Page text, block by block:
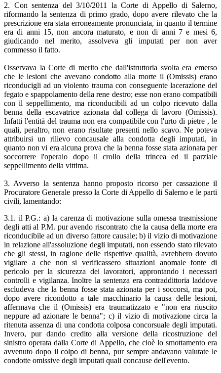
2. Con sentenza del 3/10/2011 la Corte di Appello di Salerno,
riformando la sentenza di primo grado, dopo avere rilevato che la
prescrizione era stata erroneamente pronunciata, in quanto il termine
era di anni 15, non ancora maturato, e non di anni 7 e mesi 6,
giudicando nel merito, assolveva gli imputati per non aver
commesso il fatto.
Osservava la Corte di merito che dall'istruttoria svolta era emerso
che le lesioni che avevano condotto alla morte il (Omissis) erano
riconducigli ad un violento trauma con conseguente lacerazione del
fegato e spappolamento della rene destro; esse non erano compatibili
con il seppellimento, ma riconducibili ad un colpo ricevuto dalla
benna della escavatrice azionata dal collega di lavoro (Omissis).
Infatti l'entità del trauma non era compatibile con l'urto di pietre , le
quali, peraltro, non erano risultate presenti nello scavo. Ne poteva
attribuirsi un rilievo concausale alla condotta degli imputati, in
quanto non vi era alcuna prova che la benna fosse stata azionata per
soccorrere l'operaio dopo il crollo della trincea ed il parziale
seppellimento della vittima.
3. Avverso la sentenza hanno proposto ricorso per cassazione il
Procuratore Generale presso la Corte di Appello di Salerno e le parti
civili, lamentando:
3.1. il P.G.: a) la carenza di motivazione sulla omessa trasmissione
degli atti al P.M. pur avendo riscontrato che la causa della morte era
riconducibile ad un diverso fattore causale; b) il vizio di motivazione
in relazione all'assoluzione degli imputati, non essendo stato rilevato
che gli stessi, in ragione delle rispettive qualità, avrebbero dovuto
vigilare a che non si verificassero situazioni anomale fonte di
pericolo per la sicurezza dei lavoratori, approntando i necessari
controlli e vigilanza. Inoltre la sentenza era contraddittoria laddove
escludeva che la benna fosse stata azionata per i soccorsi, ma poi,
dopo avere ricondotto a tale macchinario la causa delle lesioni,
affermava che il (Omissis) era traumatizzato e "non era riuscito
neppure ad azionare le benna"; c) il vizio di motivazione circa la
ritenuta assenza di una condotta colposa concorsuale degli imputati.
Invero, pur dando credito alla versione della ricostruzione del
sinistro operata dalla Corte di Appello, che cioè lo smottamento era
avvenuto dopo il colpo di benna, pur sempre andavano valutate le
condotte omissive degli imputati quali concause dell'evento.